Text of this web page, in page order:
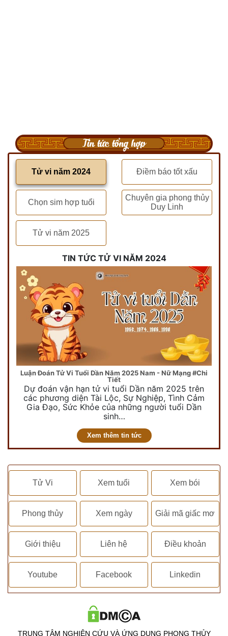
Tin tức tổng hợp
Tử vi năm 2024 Điềm báo tốt xấu
Chọn sim hợp tuổi
Chuyên gia phong thủy
Duy Linh
Tử vi năm 2025
TIN TỨC TỬ VI NĂM 2024
Luận Đoán Tử Vi Tuổi Dần Năm 2025 Nam - Nữ Mạng #Chi
Tiết
Dự đoán vận hạn tử vi tuổi Dần năm 2025 trên
các phương diện Tài Lộc, Sự Nghiệp, Tình Cảm
Gia Đạo, Sức Khỏe của những người tuổi Dần
sinh…
Xem thêm tin tức
Tử Vi Xem tuổi Xem bói
Phong thủy Xem ngày Giải mã giấc mơ
Giới thiệu Liên hệ Điều khoản
Youtube Facebook Linkedin
TRUNG TÂM NGHIÊN CỨU VÀ ỨNG DỤNG PHONG THỦY